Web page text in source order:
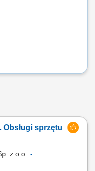
Obsługi sprzętu
z o.o.